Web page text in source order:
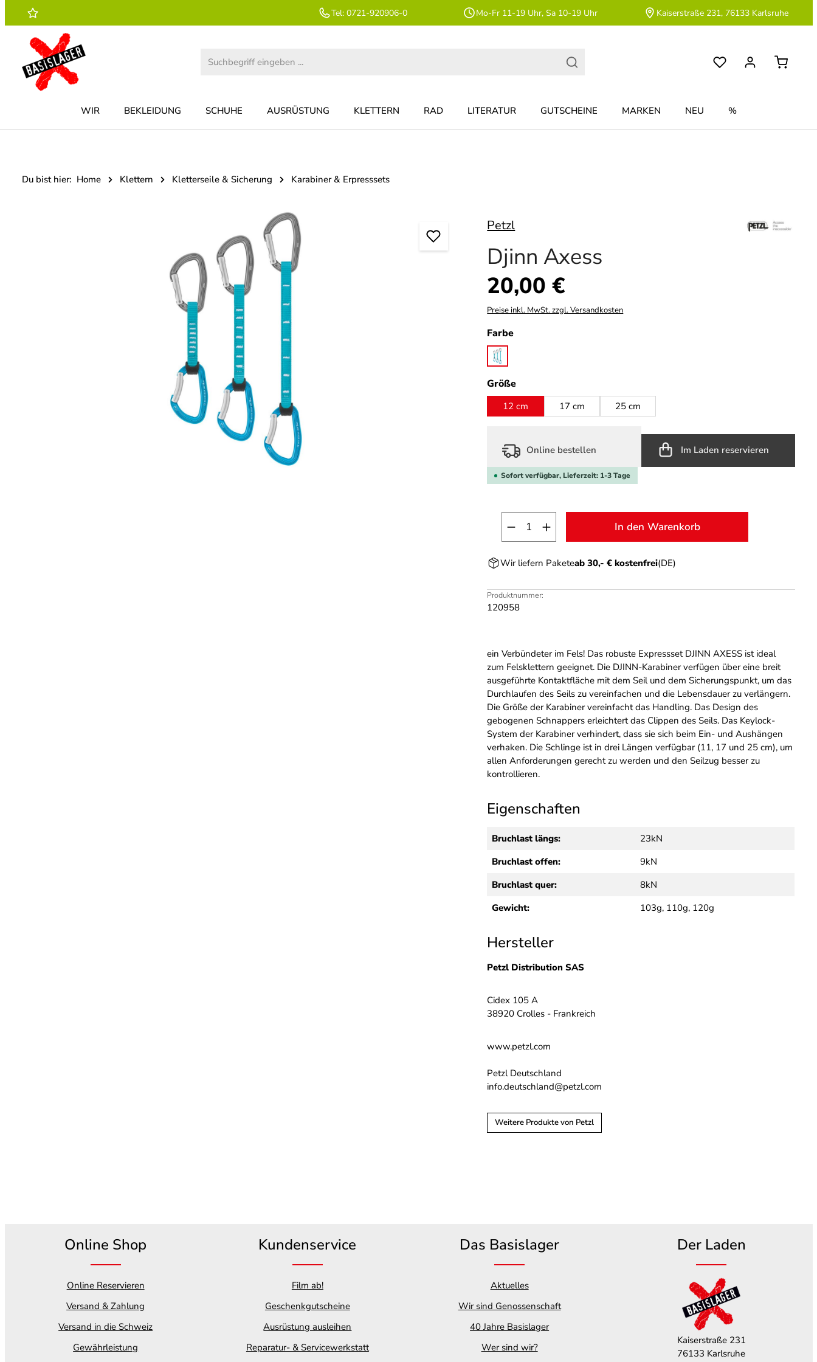
Hauptinhalt springen
Zur Suche springen
Zur Hauptnavigation springen Tel: 0721-920906-0 Mo-Fr 11-19 Uhr, Sa 10-19 Uhr Kaiserstraße 231, 76133 Karlsruhe
WIR BEKLEIDUNG SCHUHE AUSRÜSTUNG KLETTERN RAD LITERATUR GUTSCHEINE MARKEN NEU %
Du bist hier: Home Klettern Kletterseile & Sicherung Karabiner & Erpresssets
Petzl
Djinn Axess
Regulärer Preis:
20,00 €
Preise inkl. MwSt. zzgl. Versandkosten
Farbeauswählen
turquoise
Größeauswählen
12 cm 17 cm 25 cm
Online bestellen Im Laden reservieren
Sofort verfügbar, Lieferzeit: 1-3 Tage
Produkt Anzahl: Gib den gewünschten Wert
In den Warenkorb
Wir liefern Paketeab 30,- € kostenfrei(DE)
Produktnummer:
120958
ein Verbündeter im Fels! Das robuste Expressset DJINN AXESS ist ideal
zum Felsklettern geeignet. Die DJINN-Karabiner verfügen über eine breit
ausgeführte Kontaktfläche mit dem Seil und dem Sicherungspunkt, um das
Durchlaufen des Seils zu vereinfachen und die Lebensdauer zu verlängern.
Die Größe der Karabiner vereinfacht das Handling. Das Design des
gebogenen Schnappers erleichtert das Clippen des Seils. Das Keylock-
System der Karabiner verhindert, dass sie sich beim Ein- und Aushängen
verhaken. Die Schlinge ist in drei Längen verfügbar (11, 17 und 25 cm), um
allen Anforderungen gerecht zu werden und den Seilzug besser zu
kontrollieren.
Eigenschaften
Bruchlast längs:
23kN
Bruchlast offen:
9kN
Bruchlast quer:
8kN
Gewicht:
103g, 110g, 120g
Hersteller
Petzl Distribution SAS
Cidex 105 A
38920 Crolles - Frankreich
www.petzl.com
Petzl Deutschland
info.deutschland@petzl.com
Weitere Produkte von Petzl
Online Shop
Online Reservieren
Versand & Zahlung
Versand in die Schweiz
Gewährleistung
Kundenservice
Film ab!
Geschenkgutscheine
Ausrüstung ausleihen
Reparatur- & Servicewerkstatt
Das Basislager
Aktuelles
Wir sind Genossenschaft
40 Jahre Basislager
Wer sind wir?
Der Laden
Kaiserstraße 231
76133 Karlsruhe